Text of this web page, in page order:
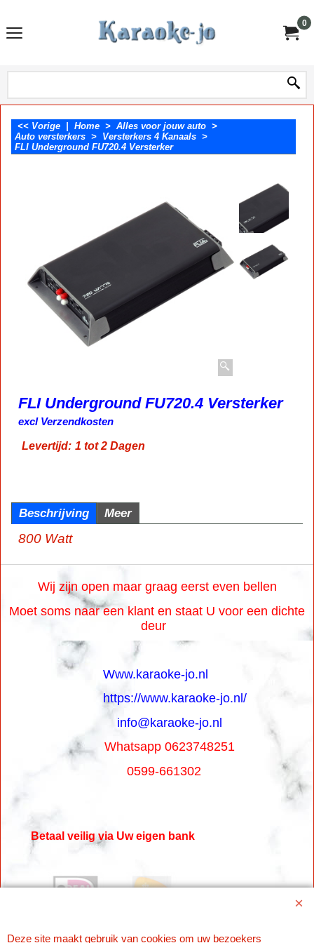
0
<< Vorige Home > Alles voor jouw auto >
Auto versterkers > Versterkers 4 Kanaals >
FLI Underground FU720.4 Versterker
FLI Underground FU720.4 Versterker
excl Verzendkosten
Levertijd: 1 tot 2 Dagen
Beschrijving Meer
800 Watt
Wij zijn open maar graag eerst even bellen
Moet soms naar een klant en staat U voor een dichte
deur
Www.karaoke-jo.nl
https://www.karaoke-jo.nl/
info@karaoke-jo.nl
Whatsapp 0623748251
0599-661302
Betaal veilig via Uw eigen bank
Deze site maakt gebruik van cookies om uw bezoekers